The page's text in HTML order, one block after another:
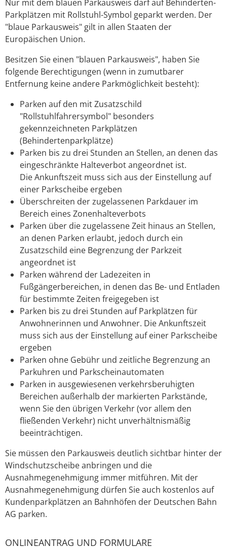
Nur mit dem blauen Parkausweis darf auf Behinderten-
Parkplätzen mit Rollstuhl-Symbol geparkt werden. Der
"blaue Parkausweis" gilt in allen Staaten der
Europäischen Union.
Besitzen Sie einen "blauen Parkausweis", haben Sie
folgende Berechtigungen (wenn in zumutbarer
Entfernung keine andere Parkmöglichkeit besteht):
Parken auf den mit Zusatzschild
"Rollstuhlfahrersymbol" besonders
gekennzeichneten Parkplätzen
(Behindertenparkplätze)
Parken bis zu drei Stunden an Stellen, an denen das
eingeschränkte Halteverbot angeordnet ist.
Die Ankunftszeit muss sich aus der Einstellung auf
einer Parkscheibe ergeben
Überschreiten der zugelassenen Parkdauer im
Bereich eines Zonenhalteverbots
Parken über die zugelassene Zeit hinaus an Stellen,
an denen Parken erlaubt, jedoch durch ein
Zusatzschild eine Begrenzung der Parkzeit
angeordnet ist
Parken während der Ladezeiten in
Fußgängerbereichen, in denen das Be- und Entladen
für bestimmte Zeiten freigegeben ist
Parken bis zu drei Stunden auf Parkplätzen für
Anwohnerinnen und Anwohner. Die Ankunftszeit
muss sich aus der Einstellung auf einer Parkscheibe
ergeben
Parken ohne Gebühr und zeitliche Begrenzung an
Parkuhren und Parkscheinautomaten
Parken in ausgewiesenen verkehrsberuhigten
Bereichen außerhalb der markierten Parkstände,
wenn Sie den übrigen Verkehr (vor allem den
fließenden Verkehr) nicht unverhältnismäßig
beeinträchtigen.
Sie müssen den Parkausweis deutlich sichtbar hinter der
Windschutzscheibe anbringen und die
Ausnahmegenehmigung immer mitführen. Mit der
Ausnahmegenehmigung dürfen Sie auch kostenlos auf
Kundenparkplätzen an Bahnhöfen der Deutschen Bahn
AG parken.
ONLINEANTRAG UND FORMULARE